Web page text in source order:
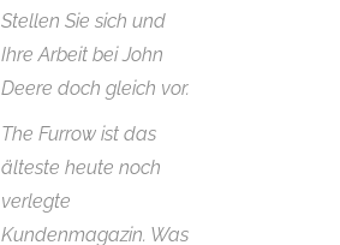
Stellen Sie sich und
Ihre Arbeit bei John
Deere doch gleich vor.
The Furrow ist das
älteste heute noch
verlegte
Kundenmagazin. Was